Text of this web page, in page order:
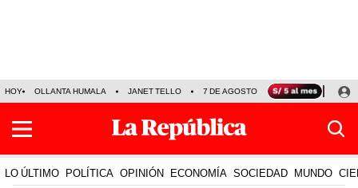
HOY OLLANTA HUMALA JANET TELLO 7 DE AGOSTO TINKA RESULTADOS
LO ÚLTIMO POLÍTICA OPINIÓN ECONOMÍA SOCIEDAD MUNDO